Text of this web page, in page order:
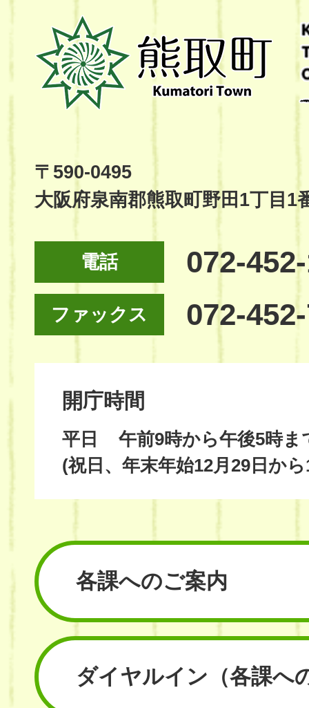
熊
取
町
Kumatori
Site
〒590-0495
大阪府泉南郡熊取町野田1丁目1
電話 072-
ファックス 072-
開庁時間
平日
午前9時から午後5時ま
(祝日、年末年始12月29日か
各課へのご案内
ダイヤルイン （各課へ